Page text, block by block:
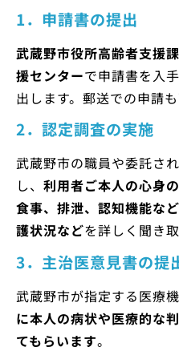
1．申請書の提出
武蔵野市役所高齢者支援
援センターで申請書を入
出します。郵送での申請も
2．認定調査の実施
武蔵野市の職員や委託さ
し、 利用者ご本人の心身
食事、排泄、認知機能な
護状況などを詳しく聞き取
3．主治医意見書の提
武蔵野市が指定する医療機
に本人の病状や医療的な
てもらいます。